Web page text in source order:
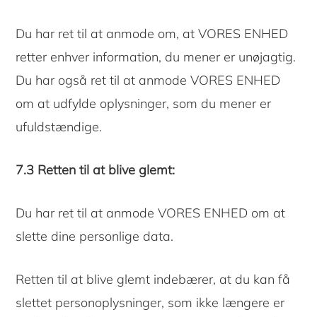
Du har ret til at anmode om, at VORES ENHED
retter enhver information, du mener er unøjagtig.
Du har også ret til at anmode VORES ENHED
om at udfylde oplysninger, som du mener er
ufuldstændige.
7.3 Retten til at blive glemt:
Du har ret til at anmode VORES ENHED om at
slette dine personlige data.
Retten til at blive glemt indebærer, at du kan få
slettet personoplysninger, som ikke længere er